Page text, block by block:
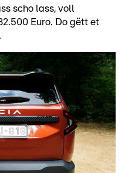
scho lass, voll
Euro. Do gëtt et